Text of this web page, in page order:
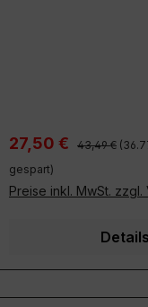
Verkaufspreis:
27,50 € Regulärer
43,49 €
gespart)
Preise inkl. MwSt.
Details